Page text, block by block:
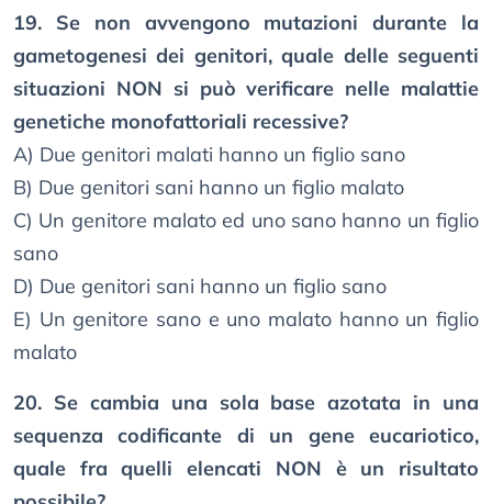
19. Se non avvengono mutazioni durante la
gametogenesi dei genitori, quale delle seguenti
situazioni NON si può verificare nelle malattie
genetiche monofattoriali recessive?
A) Due genitori malati hanno un figlio sano
B) Due genitori sani hanno un figlio malato
C) Un genitore malato ed uno sano hanno un figlio
sano
D) Due genitori sani hanno un figlio sano
E) Un genitore sano e uno malato hanno un figlio
malato
20. Se cambia una sola base azotata in una
sequenza codificante di un gene eucariotico,
quale fra quelli elencati NON è un risultato